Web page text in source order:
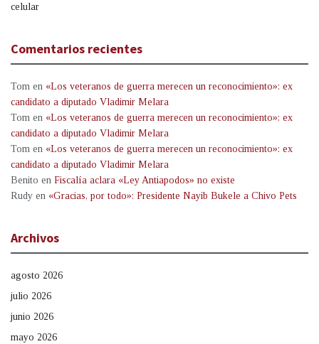
celular
Comentarios recientes
Tom en «Los veteranos de guerra merecen un reconocimiento»: ex
candidato a diputado Vladimir Melara
Tom en «Los veteranos de guerra merecen un reconocimiento»: ex
candidato a diputado Vladimir Melara
Tom en «Los veteranos de guerra merecen un reconocimiento»: ex
candidato a diputado Vladimir Melara
Benito en Fiscalía aclara «Ley Antiapodos» no existe
Rudy en «Gracias, por todo»: Presidente Nayib Bukele a Chivo Pets
Archivos
agosto 2026
julio 2026
junio 2026
mayo 2026